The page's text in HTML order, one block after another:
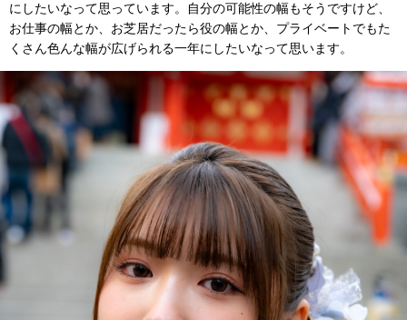
にしたいなって思っています。自分の可能性の幅もそうですけど、
お仕事の幅とか、お芝居だったら役の幅とか、プライベートでもた
くさん色んな幅が広げられる一年にしたいなって思います。